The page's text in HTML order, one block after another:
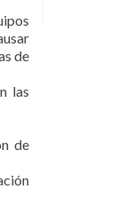
de
las
de